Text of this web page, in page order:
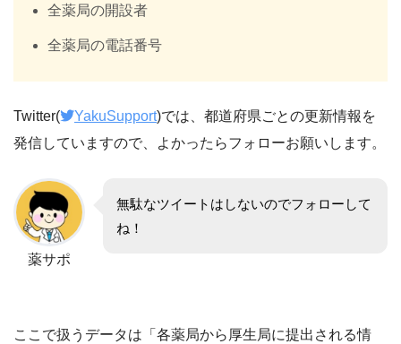
全薬局の開設者
全薬局の電話番号
Twitter( YakuSupport)では、都道府県ごとの更新情報を
発信していますので、よかったらフォローお願いします。
薬サポ
無駄なツイートはしないのでフォローして
ね！
ここで扱うデータは「各薬局から厚生局に提出される情